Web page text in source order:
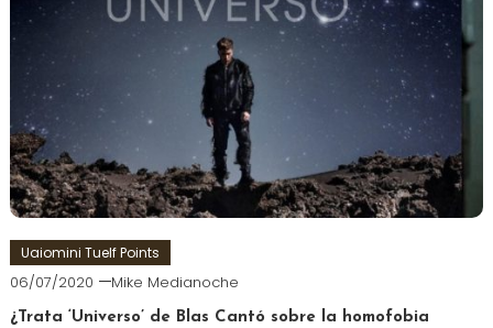
Uaiomini Tuelf Points
06/07/2020 Mike Medianoche
¿Trata ‘Universo’ de Blas Cantó sobre la homofobia